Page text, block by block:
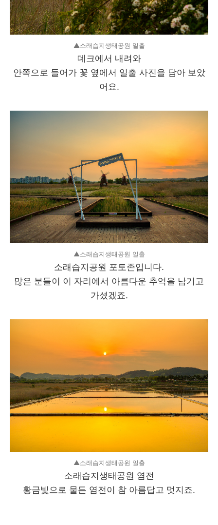
▲소래습지생태공원 일출
데크에서 내려와
안쪽으로 들어가 꽃 옆에서 일출 사진을 담아 보았
어요.
▲소래습지생태공원 일출
소래습지공원 포토존입니다.
많은 분들이 이 자리에서 아름다운 추억을 남기고
가셨겠죠.
▲소래습지생태공원 일출
소래습지생태공원 염전
황금빛으로 물든 염전이 참 아름답고 멋지죠.